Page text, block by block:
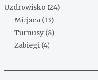
Uzdrowisko (24)
Miejsca (13)
Turnusy (8)
Zabiegi (4)